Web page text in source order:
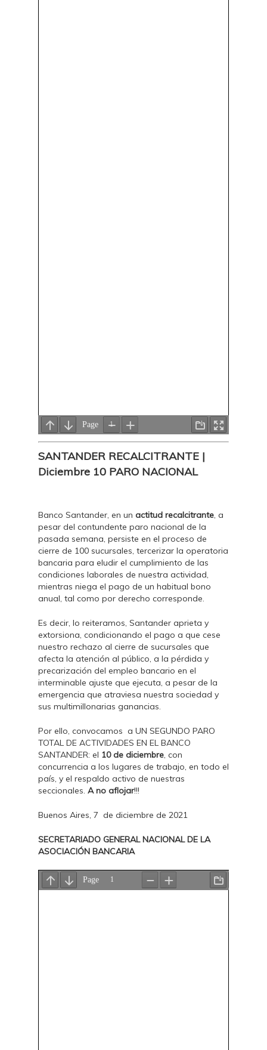
SANTANDER RECALCITRANTE |
Diciembre 10 PARO NACIONAL
Banco Santander, en un actitud recalcitrante, a
pesar del contundente paro nacional de la
pasada semana, persiste en el proceso de
cierre de 100 sucursales, tercerizar la operatoria
bancaria para eludir el cumplimiento de las
condiciones laborales de nuestra actividad,
mientras niega el pago de un habitual bono
anual, tal como por derecho corresponde.
Es decir, lo reiteramos, Santander aprieta y
extorsiona, condicionando el pago a que cese
nuestro rechazo al cierre de sucursales que
afecta la atención al público, a la pérdida y
precarización del empleo bancario en el
interminable ajuste que ejecuta, a pesar de la
emergencia que atraviesa nuestra sociedad y
sus multimillonarias ganancias.
Por ello, convocamos a UN SEGUNDO PARO
TOTAL DE ACTIVIDADES EN EL BANCO
SANTANDER: el 10 de diciembre, con
concurrencia a los lugares de trabajo, en todo el
país, y el respaldo activo de nuestras
seccionales. A no aflojar!!!
Buenos Aires, 7 de diciembre de 2021
SECRETARIADO GENERAL NACIONAL DE LA
ASOCIACIÓN BANCARIA